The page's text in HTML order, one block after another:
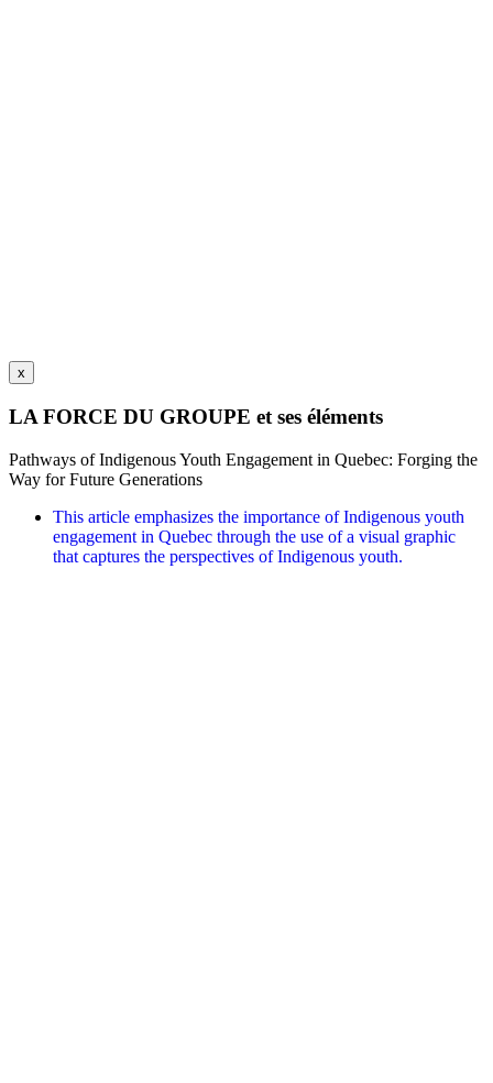
x
LA FORCE DU GROUPE et ses éléments
Pathways of Indigenous Youth Engagement in Quebec: Forging the
Way for Future Generations
This article emphasizes the importance of Indigenous youth
engagement in Quebec through the use of a visual graphic
that captures the perspectives of Indigenous youth.